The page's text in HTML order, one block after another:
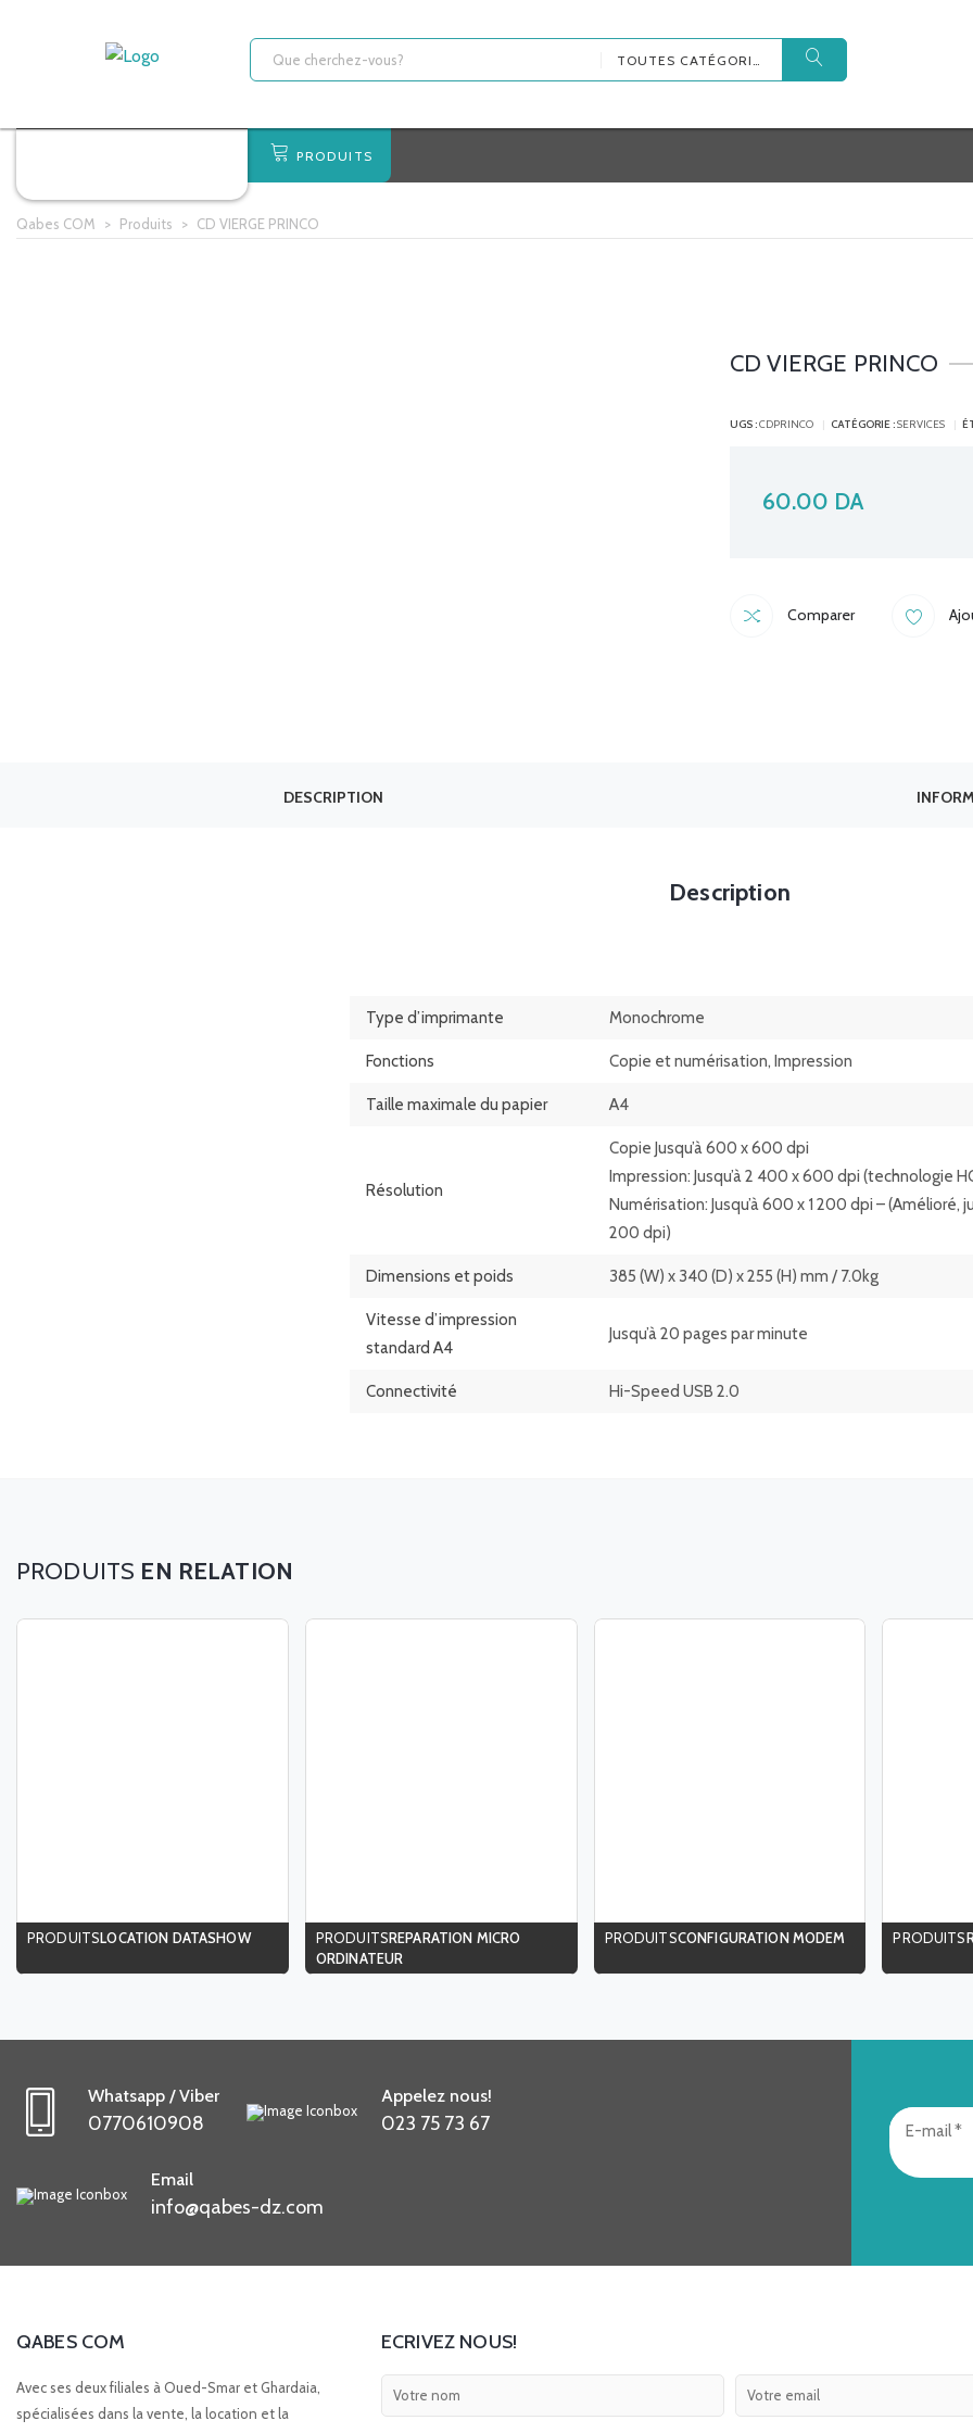
TOUTES CATÉGORIES
PRODUITS
Qabes COM > Produits > CD VIERGE PRINCO
CD VIERGE PRINCO
UGS :CDPRINCO CATÉGORIE :SERVICES
60.00 DA
Comparer
DESCRIPTION
Description
Type d’imprimante Monochrome
Fonctions Copie et numérisation, Impression
Taille maximale du papier A4
Résolution
Copie Jusqu’à 600 x 600 dpi
Impression: Jusqu’à 2 400 x 600 dpi (technologie
Numérisation: Jusqu’à 600 x 1 200 dpi – (Amélioré,
200 dpi)
Dimensions et poids 385 (W) x 340 (D) x 255 (H) mm / 7.0kg
Vitesse d’impression
standard A4
Jusqu’à 20 pages par minute
Connectivité Hi-Speed USB 2.0
EN RELATION
LOCATION DATASHOW
REPARATION MICRO
ORDINATEUR
CONFIGURATION MODEM
Whatsapp / Viber
0770610908
Appelez nous!
023 75 73 67
Email
info@qabes-dz.com
QABES COM
Avec ses deux filiales à Oued-Smar et Ghardaia,
spécialisées dans la vente, la location et la
ECRIVEZ NOUS!